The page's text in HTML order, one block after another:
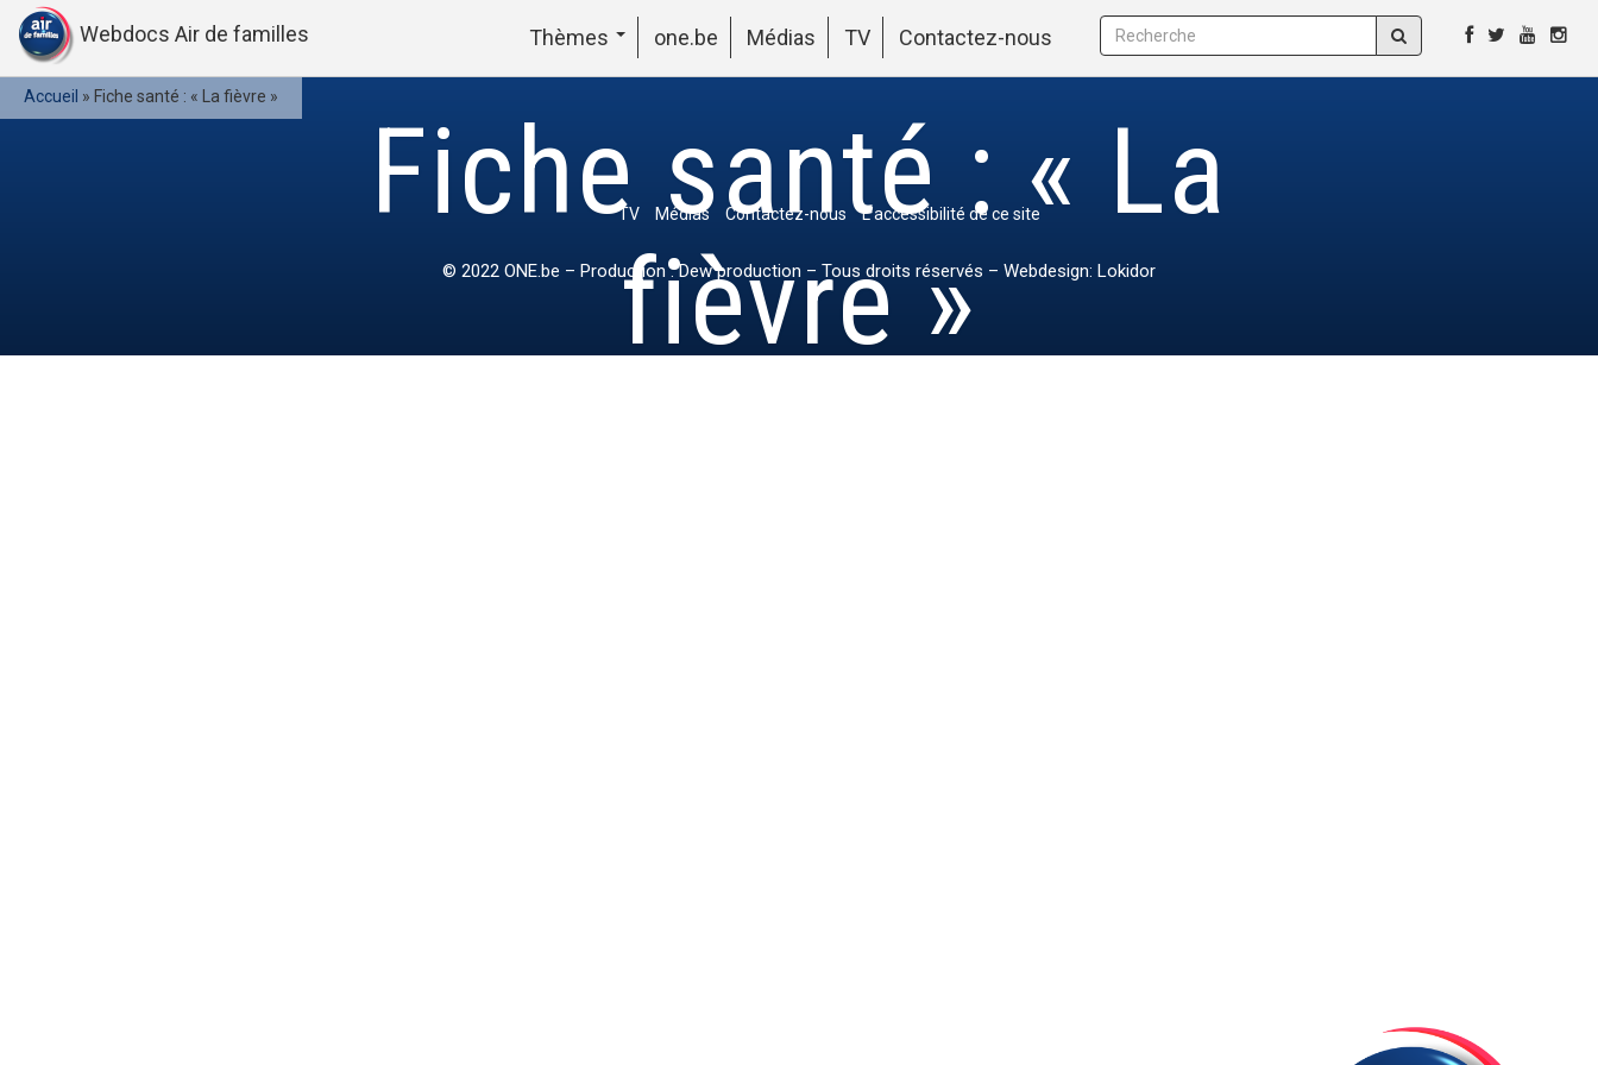
Webdocs Air de familles Thèmes one.be Médias TV Contactez-nous
Accueil » Fiche santé : « La fièvre »
Fiche santé : « La
fièvre »
TV Médias Contactez-nous L’accessibilité de ce site
© 2022 ONE.be – Production : Dew production – Tous droits réservés – Webdesign: Lokidor